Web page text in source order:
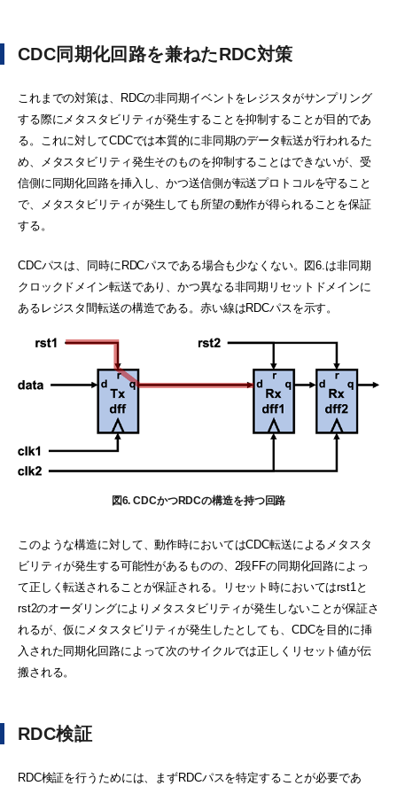
CDC同期化回路を兼ねたRDC対策
これまでの対策は、RDCの非同期イベントをレジスタがサンプリング
する際にメタスタビリティが発生することを抑制することが目的であ
る。これに対してCDCでは本質的に非同期のデータ転送が行われるた
め、メタスタビリティ発生そのものを抑制することはできないが、受
信側に同期化回路を挿入し、かつ送信側が転送プロトコルを守ること
で、メタスタビリティが発生しても所望の動作が得られることを保証
する。
CDCパスは、同時にRDCパスである場合も少なくない。図6.は非同期
クロックドメイン転送であり、かつ異なる非同期リセットドメインに
あるレジスタ間転送の構造である。赤い線はRDCパスを示す。
図6. CDCかつRDCの構造を持つ回路
このような構造に対して、動作時においてはCDC転送によるメタスタ
ビリティが発生する可能性があるものの、2段FFの同期化回路によっ
て正しく転送されることが保証される。リセット時においてはrst1と
rst2のオーダリングによりメタスタビリティが発生しないことが保証さ
れるが、仮にメタスタビリティが発生したとしても、CDCを目的に挿
入された同期化回路によって次のサイクルでは正しくリセット値が伝
搬される。
RDC検証
RDC検証を行うためには、まずRDCパスを特定することが必要であ